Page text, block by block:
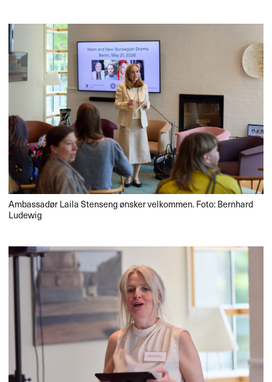
Ambassadør Laila Stenseng ønsker velkommen. Foto: Bernhard
Ludewig